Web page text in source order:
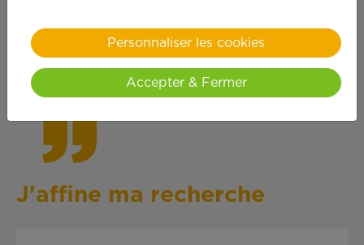
quand on y met du
cœur !
J'affine ma recherche
Personnaliser les cookies
Accepter & Fermer